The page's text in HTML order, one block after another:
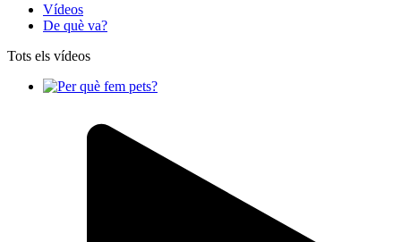
Vídeos
De què va?
Tots els vídeos